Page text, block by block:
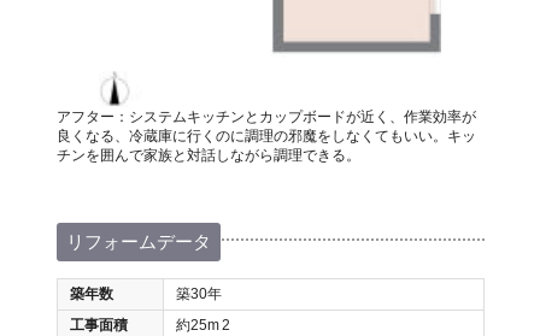
アフター：システムキッチンとカップボードが近く、作業効率が
良くなる、冷蔵庫に行くのに調理の邪魔をしなくてもいい。キッ
チンを囲んで家族と対話しながら調理できる。
リフォームデータ
築年数
築30年
工事面積
約25m2